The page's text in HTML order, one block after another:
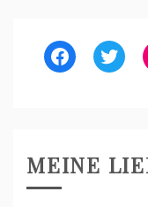
Facebook
MEINE